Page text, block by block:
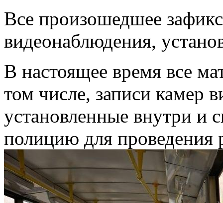
Все произошедшее
видеонаблюдения,
В настоящее время все
том числе, записи камер
установленные внутри и
полицию для проведения